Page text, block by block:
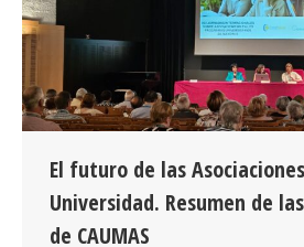
El futuro de las
Universidad. Resumen de
de CAUMAS